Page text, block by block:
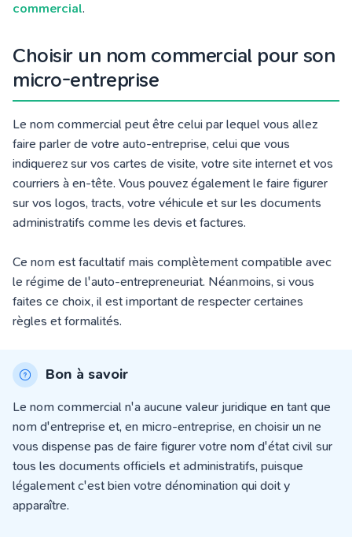
commercial.
Choisir un nom commercial pour son
micro-entreprise
Le nom commercial peut être celui par lequel vous allez
faire parler de votre auto-entreprise, celui que vous
indiquerez sur vos cartes de visite, votre site internet et vos
courriers à en-tête. Vous pouvez également le faire figurer
sur vos logos, tracts, votre véhicule et sur les documents
administratifs comme les devis et factures.
Ce nom est facultatif mais complètement compatible avec
le régime de l'auto-entrepreneuriat. Néanmoins, si vous
faites ce choix, il est important de respecter certaines
règles et formalités.
Bon à savoir
Le nom commercial n'a aucune valeur juridique en tant que
nom d'entreprise et, en micro-entreprise, en choisir un ne
vous dispense pas de faire figurer votre nom d'état civil sur
tous les documents officiels et administratifs, puisque
légalement c'est bien votre dénomination qui doit y
apparaître.